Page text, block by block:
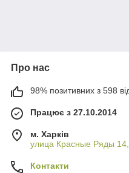
Про нас
98% позитивних з 598
Працює з 27.10.2014
м. Харків
улица Красные Ряды 14,
Контакти